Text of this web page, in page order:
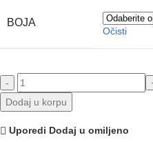
BOJA
Očisti
Dodaj u korpu
Uporedi Dodaj u omiljeno